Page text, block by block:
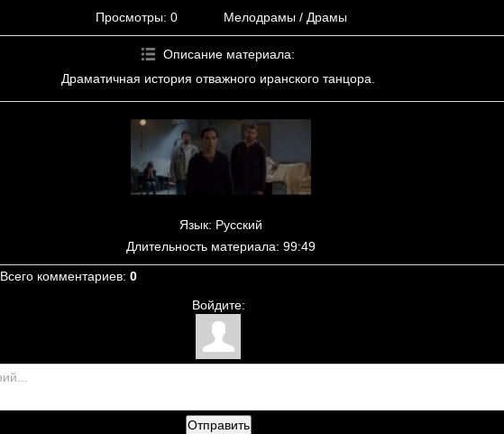
Просмотры: 0 Мелодрамы / Драмы
Описание материала:
Драматичная история отважного иранского танцора.
Язык: Русский
Длительность материала: 99:49
Всего комментариев: 0
Войдите:
Отправить